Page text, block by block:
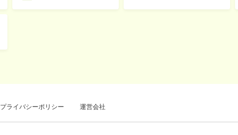
プライバシーポリシー 運営会社